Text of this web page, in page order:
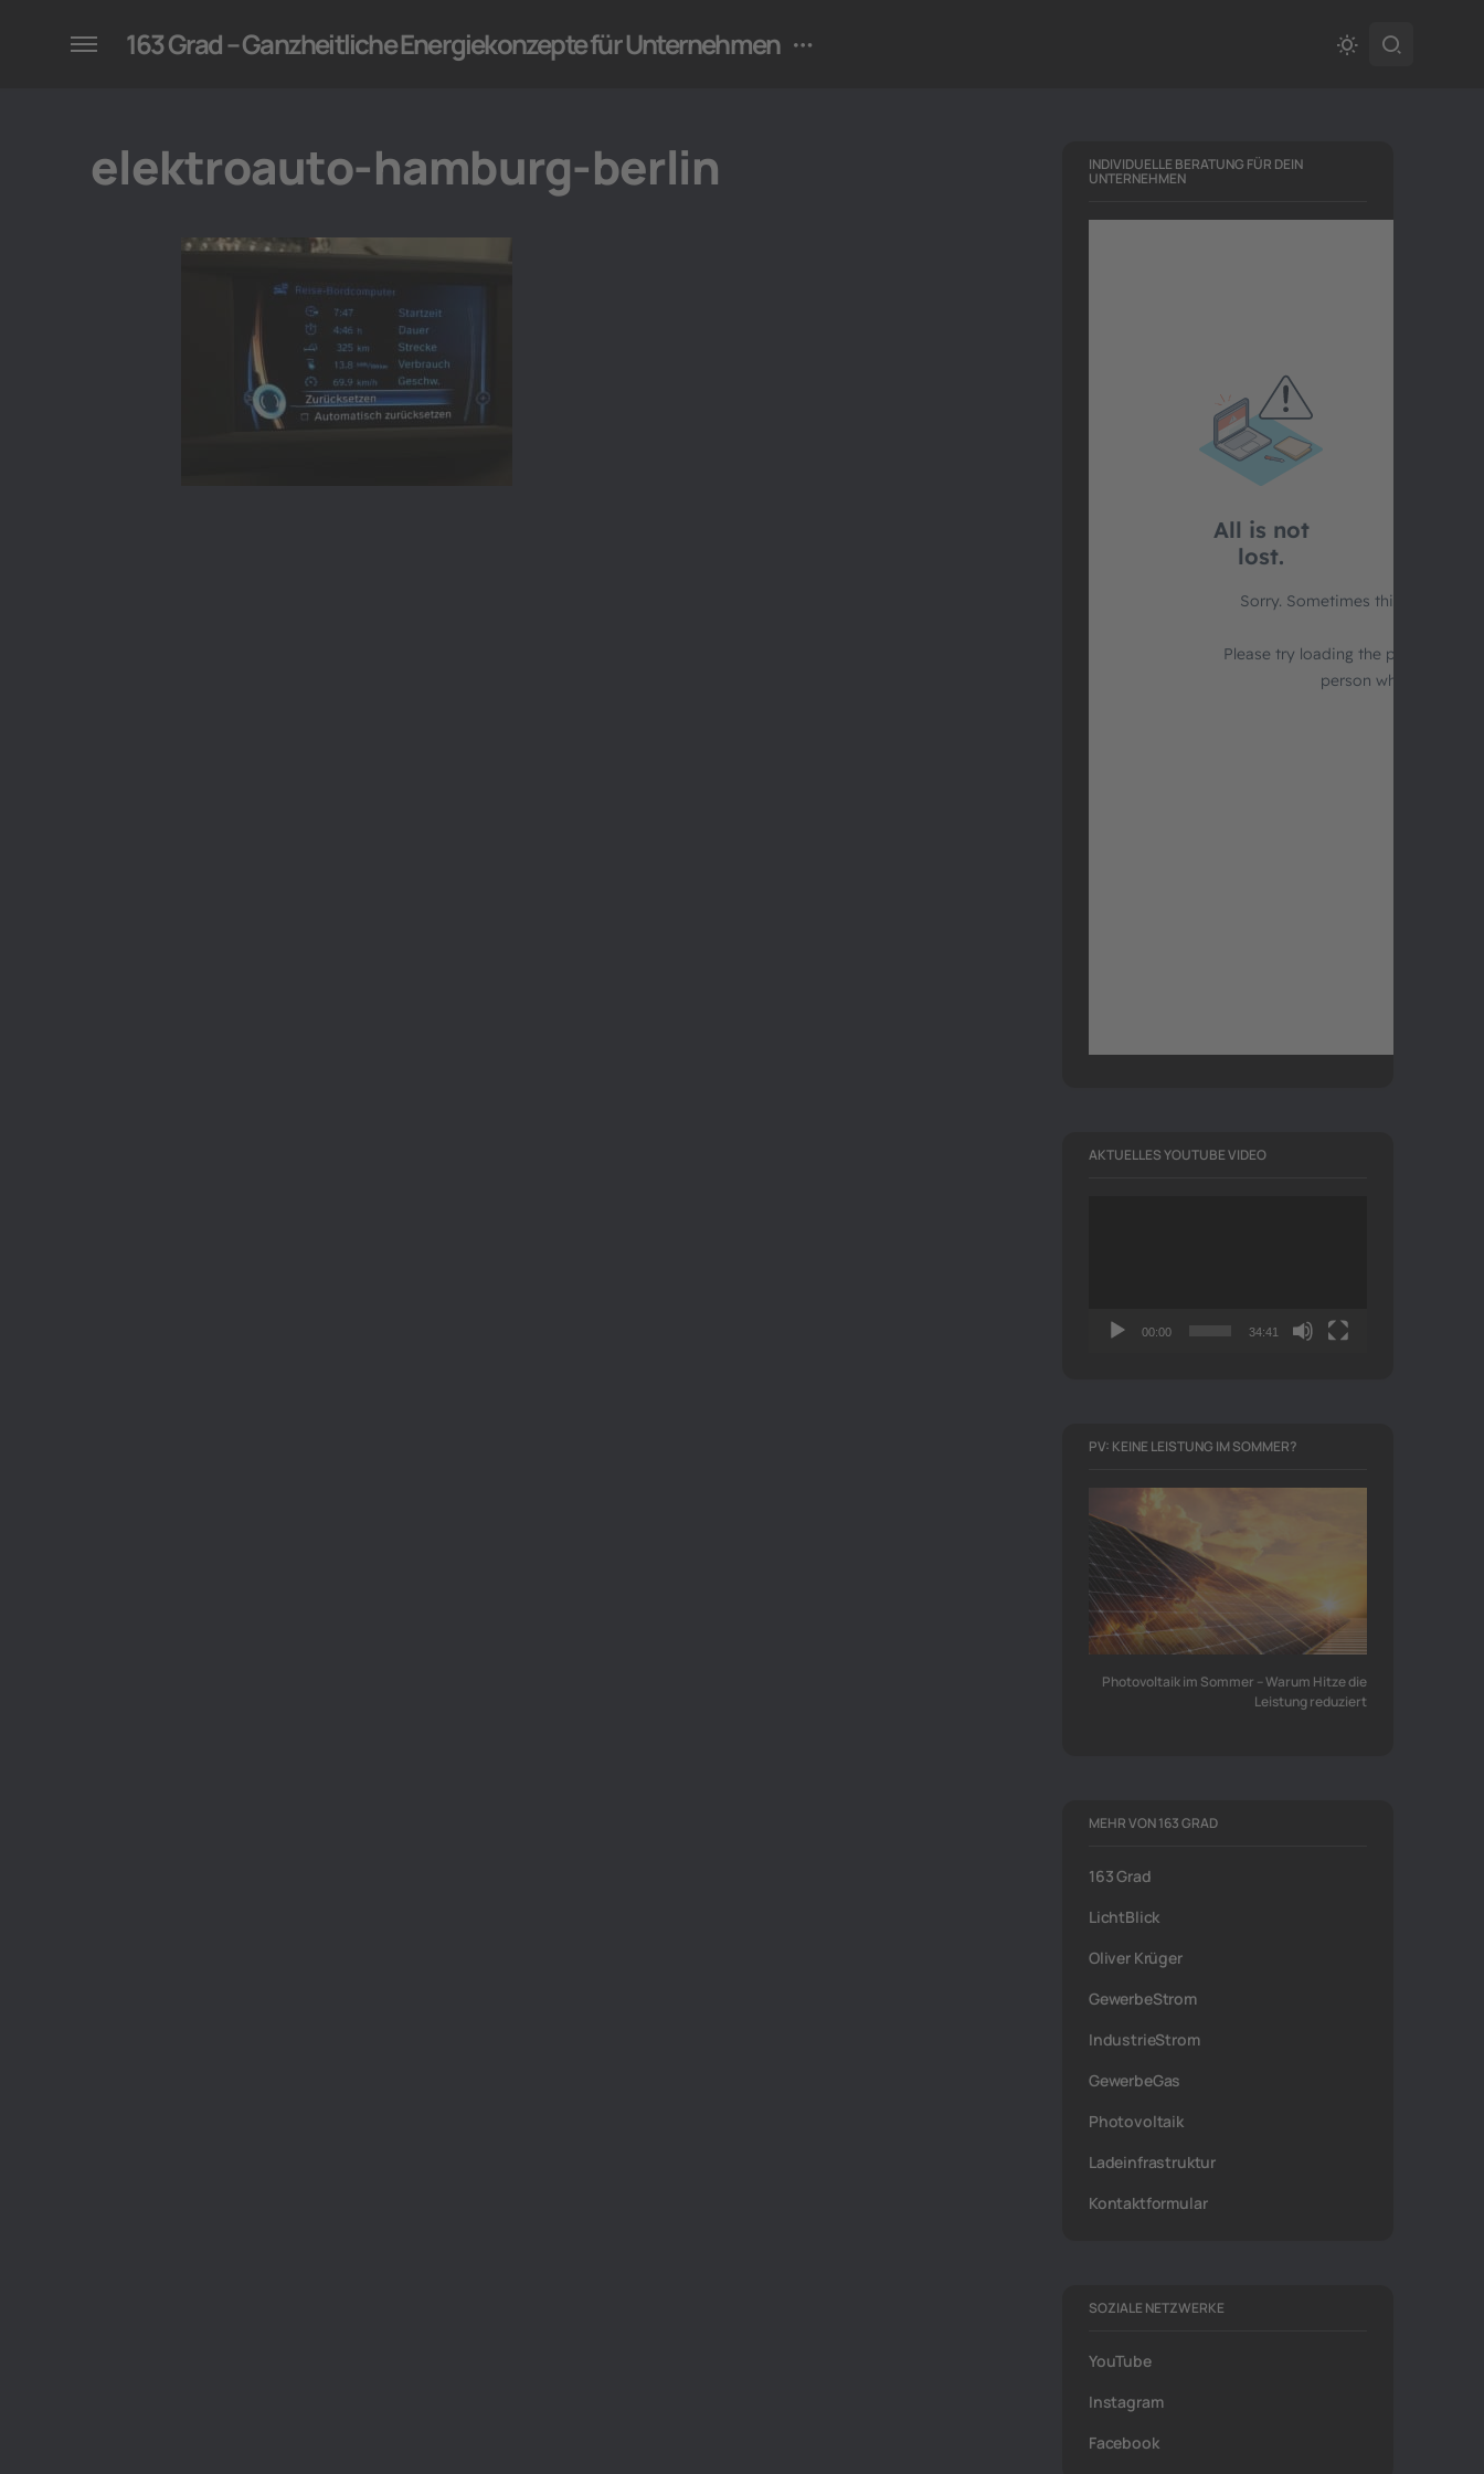
für Unternehmen
163 Grad – Ganzheitliche Energiekonzepte für Unternehmen
elektroauto-hamburg-berlin INDIVIDUELLE BERATUNG FÜR DEIN
UNTERNEHMEN
AKTUELLES YOUTUBE VIDEO
00:00 34:41
PV: KEINE LEISTUNG IM SOMMER?
Photovoltaik im Sommer – Warum Hitze die
Leistung reduziert
MEHR VON 163 GRAD
163 Grad
LichtBlick
Oliver Krüger
GewerbeStrom
IndustrieStrom
GewerbeGas
Photovoltaik
Ladeinfrastruktur
Kontaktformular
SOZIALE NETZWERKE
YouTube
Instagram
Facebook